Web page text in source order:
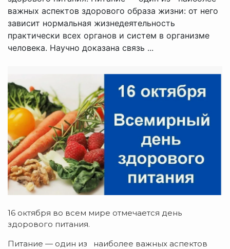
важных аспектов здорового образа жизни: от него
зависит нормальная жизнедеятельность
практически всех органов и систем в организме
человека. Научно доказана связь ...
16 октября во всем мире отмечается день
здорового питания.
Питание — один из наиболее важных аспектов